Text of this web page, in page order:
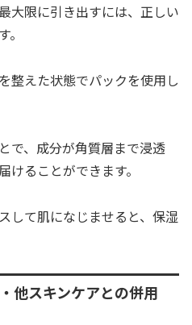
大限に引き出すには、正しい
整えた状態でパックを使用し
で、成分が角質層まで浸透
けることができます。
して肌になじませると、保湿
他スキンケアとの併用